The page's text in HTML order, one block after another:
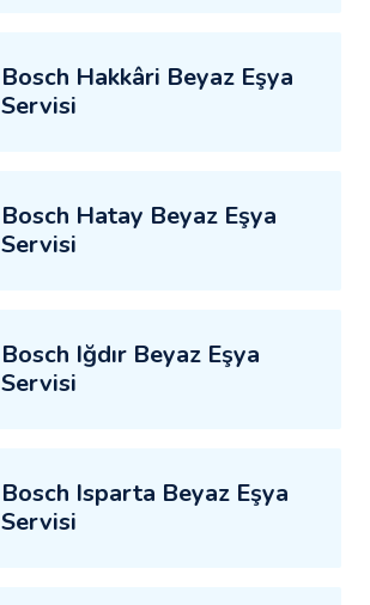
Bosch Hakkâri Beyaz Eşya
Servisi
Bosch Hatay Beyaz Eşya
Servisi
Bosch Iğdır Beyaz Eşya
Servisi
Bosch Isparta Beyaz Eşya
Servisi